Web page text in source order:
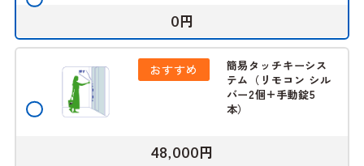
0円
おすすめ
簡易タッチキーシス
テム（リモコン シル
バー2個+手動錠5
本）
48,000円